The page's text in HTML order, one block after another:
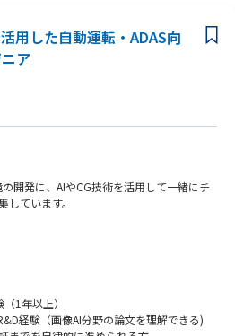
ウェハに微細な回路パターンを形成する前
層する後工程の技術開発が積極的に進め
を均一に平坦化する技術やウェハ同士を
合わせる技術が必要とされています。ま
フォトニクスにおいても光軸の高速なア
す。このように次世代の半導体工程では高
可欠です。オムロンでは半導体やディスプ
複数の機器を同期させ高速・高精度に制御
ねてきました。今後、さらなる高速・高精
スにおいては、コントローラや制御アルゴ
合せたシステム全体の性能と安定性を最大
おり、お客様より強い引き合いをいただい
業継続性や危機管理を行う。ITの全てのグ
ジョン、サイトにいたるまでの活動をモニ
ることに関心のある方
用した自動運転・ADAS向
ア
開発に、AIやCG技術を活用して一緒にチ
しています。
ョン）の構築・運用
の応用検討・実装
ュレーション精度向上
活用できます。
1年以上）
経験（画像AI分野の論文を理解できる)